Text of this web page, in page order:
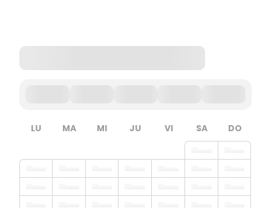
LU MA MI JU VI SA DO